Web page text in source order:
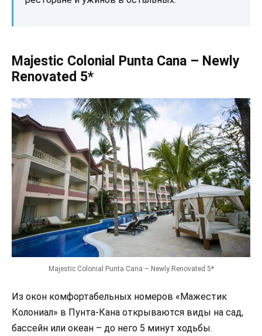
Majestic Colonial Punta Cana – Newly
Renovated 5*
Majestic Colonial Punta Cana – Newly Renovated 5*
Из окон комфортабельных номеров «Мажестик
Колониал» в Пунта-Кана открываются виды на сад,
бассейн или океан – до него 5 минут ходьбы.